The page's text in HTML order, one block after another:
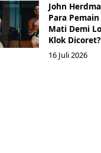
John
Para
Mati Demi
Klok Dicoret?
16 Juli 2026